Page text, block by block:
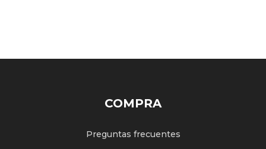
COMPRA
Preguntas frecuentes